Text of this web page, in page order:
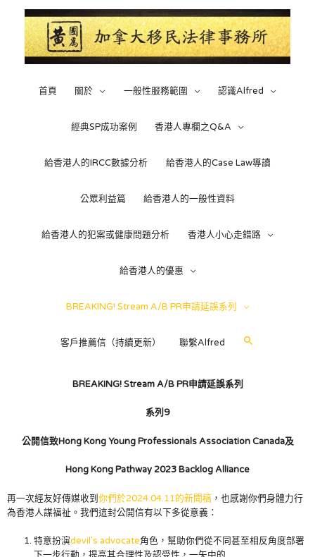
首頁 關於 一般性服務範圍 認識Alfred
經典SP成功案例 香港人專欄之Q&A
給香港人的IRCC數據分析 給香港人的Case Law導讀
公眾利益篇 給香港人的一般性資料
給香港人的犯案或健康問題分析 香港人小心走錯路
給香港人的優惠
BREAKING! Stream A/B PR申請延誤系列
客戶推薦信（持續更新） 聯繫Alfred
BREAKING! Stream A/B PR申請延誤系列
系列9
公開信致Hong Kong Young Professionals Association Canada及
Hong Kong Pathway 2023 Backlog Alliance
再一次經友好傳媒收到 你們於2024.04.11的新聞稿 ，也感謝你們身體力行
為香港人謀福祉。我們這封公開信有以下多從意義：
特意扮演devil’s advocate角色，幫助你們從不同甚至相反角度部署